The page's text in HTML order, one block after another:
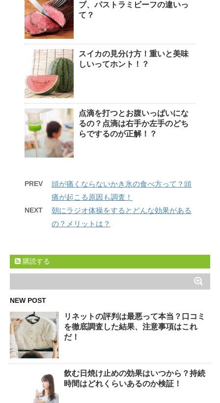
ブ、パストラミビーフの違いっ
て？
スイカの見分け方！重いと美味
しいってホント！？
点滴を打つとお腹いっぱいにな
るの？点滴は右手か左手のどち
らでするのが正解！？
PREV
頭が痛くならないかき氷の食べ方って？頭
痛が起こる原因も調査！
NEXT
朝にラジオ体操をするとどんな効果がある
の？メリットは？
購読する
NEW POST
リネットの評判は最悪って本当？口コミ
を徹底調査した結果、注意事項はこれ
だ！
飲む日焼け止めの効果はいつから？持続
時間はどれくらいあるのか検証！